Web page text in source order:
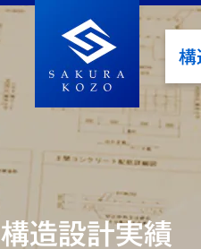
構
構造設計実績